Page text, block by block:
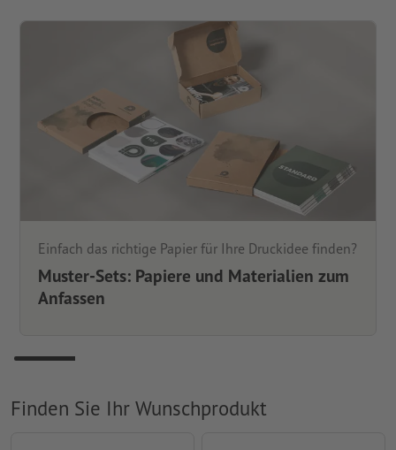
Einfach das richtige Papier für Ihre Druckidee finden?
Muster-Sets: Papiere und Materialien zum
Anfassen
Finden Sie Ihr Wunschprodukt